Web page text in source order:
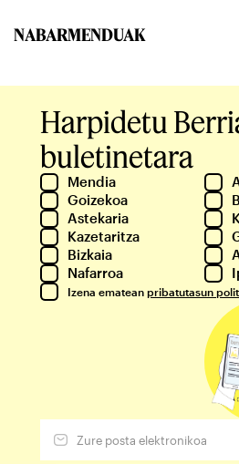
NABARMENDUAK
Harpidetu
buletinetara
Mendia
Goizekoa
Astekaria
Kazetaritza
Bizkaia
Nafarroa
Izena ematean pribatutasun